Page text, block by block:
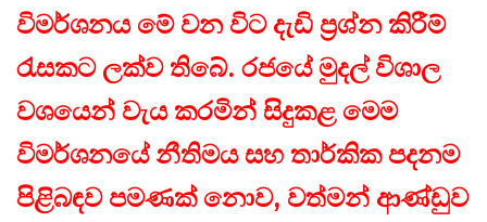
විමර්ශනය මේ වන විට දැඩි ප්‍රශ්න කිරීම්
රැසකට ලක්ව තිබේ. රජයේ මුදල් විශාල
වශයෙන් වැය කරමින් සිදුකළ මෙම
විමර්ශනයේ නීතිමය සහ තාර්කික පදනම
පිළිබඳව පමණක් නොව, වත්මන් ආණ්ඩුව